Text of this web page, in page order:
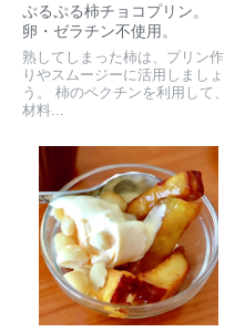
ぷるぷる柿チョコプリン。
卵・ゼラチン不使用。
熟してしまった柿は、プリン作
りやスムージーに活用しましょ
う。 柿のペクチンを利用して、
材料...